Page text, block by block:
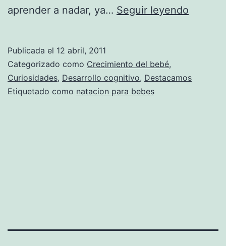
aprender a nadar, ya… Seguir leyendo
Publicada el 12 abril, 2011
Categorizado como Crecimiento del bebé,
Curiosidades, Desarrollo cognitivo, Destacamos
Etiquetado como natacion para bebes